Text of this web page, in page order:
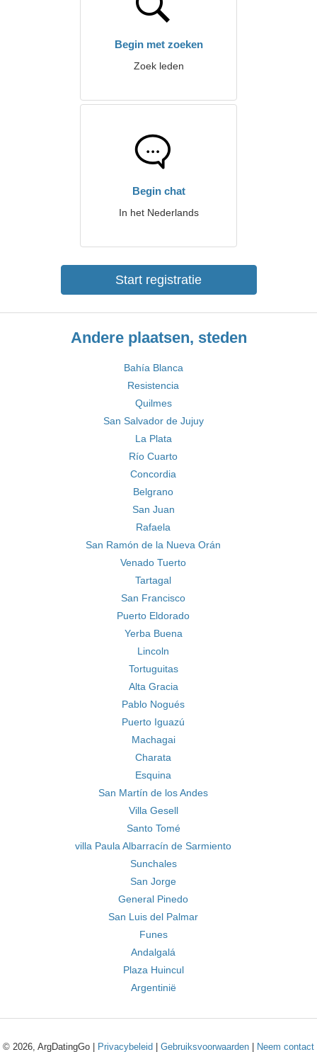
Begin met zoeken
Zoek leden
Begin chat
In het Nederlands
Start registratie
Andere plaatsen, steden
Bahía Blanca
Resistencia
Quilmes
San Salvador de Jujuy
La Plata
Río Cuarto
Concordia
Belgrano
San Juan
Rafaela
San Ramón de la Nueva Orán
Venado Tuerto
Tartagal
San Francisco
Puerto Eldorado
Yerba Buena
Lincoln
Tortuguitas
Alta Gracia
Pablo Nogués
Puerto Iguazú
Machagai
Charata
Esquina
San Martín de los Andes
Villa Gesell
Santo Tomé
villa Paula Albarracín de Sarmiento
Sunchales
San Jorge
General Pinedo
San Luis del Palmar
Funes
Andalgalá
Plaza Huincul
Argentinië
© 2026, ArgDatingGo | Privacybeleid Gebruiksvoorwaarden Neem contact